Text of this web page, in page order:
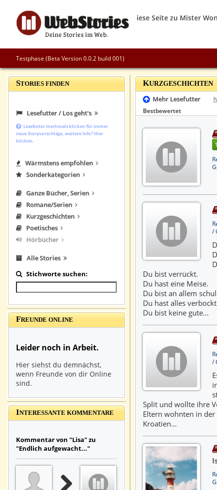
Testphase (Beta Version 0.0.2 build 001)
KURZGESCHICHTEN
Mehr Lesefutter
Bestbewertet
/
Du bist verrückt.
Du hast eine Meise.
Du bist an allem
Du hast alles
Du bist keine gute...
/
Split und wollte ihre
Eltern wohnten in
Kroatien...
STORIES FINDEN
Lesefutter / Los geht's
Lesefutter merhmals klicken für immer
neue Storyvorschläge, weitere Info? Hier
klicken.
Wärmstens empfohlen
Sonderkategorien
Ganze Bücher, Serien
Romane/Serien
Kurzgeschichten
Poetisches
Hörbücher
Alle Stories
Stichworte suchen:
FREUNDE ONLINE
Leider noch in Arbeit.
Hier siehst du demnächst,
wenn Freunde von dir Online
sind.
INTERESSANTE KOMMENTARE
Kommentar von "Lisa" zu
"Endlich aufgewacht..."